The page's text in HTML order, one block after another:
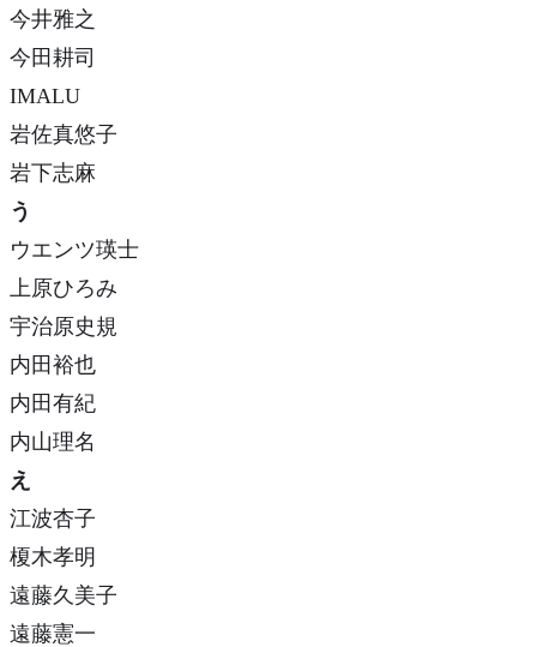
今井雅之
今田耕司
IMALU
岩佐真悠子
岩下志麻
う
ウエンツ瑛士
上原ひろみ
宇治原史規
内田裕也
内田有紀
内山理名
え
江波杏子
榎木孝明
遠藤久美子
遠藤憲一